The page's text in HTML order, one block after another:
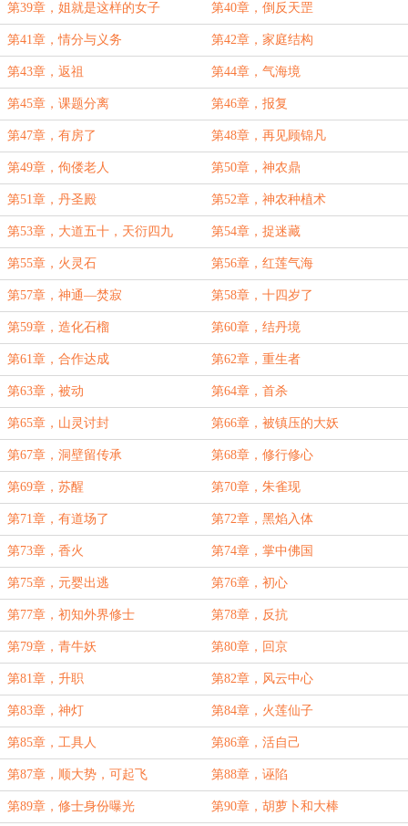
第39章，姐就是这样的女子 第40章，倒反天罡
第41章，情分与义务 第42章，家庭结构
第43章，返祖 第44章，气海境
第45章，课题分离 第46章，报复
第47章，有房了 第48章，再见顾锦凡
第49章，佝偻老人 第50章，神农鼎
第51章，丹圣殿 第52章，神农种植术
第53章，大道五十，天衍四九 第54章，捉迷藏
第55章，火灵石 第56章，红莲气海
第57章，神通—焚寂 第58章，十四岁了
第59章，造化石榴 第60章，结丹境
第61章，合作达成 第62章，重生者
第63章，被动 第64章，首杀
第65章，山灵讨封 第66章，被镇压的大妖
第67章，洞壁留传承 第68章，修行修心
第69章，苏醒 第70章，朱雀现
第71章，有道场了 第72章，黑焰入体
第73章，香火 第74章，掌中佛国
第75章，元婴出逃 第76章，初心
第77章，初知外界修士 第78章，反抗
第79章，青牛妖 第80章，回京
第81章，升职 第82章，风云中心
第83章，神灯 第84章，火莲仙子
第85章，工具人 第86章，活自己
第87章，顺大势，可起飞 第88章，诬陷
第89章，修士身份曝光 第90章，胡萝卜和大棒